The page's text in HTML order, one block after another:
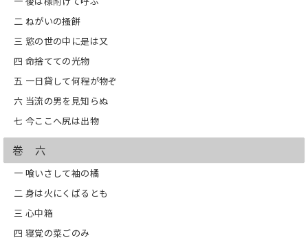
二 ねがいの掻餅
三 慾の世の中に是は又
四 命捨てての光物
五 一日貸して何程が物ぞ
六 当流の男を見知らぬ
七 今ここへ尻は出物
巻 六
一 喰いさして袖の橘
二 身は火にくばるとも
三 心中箱
四 寝覚の菜ごのみ